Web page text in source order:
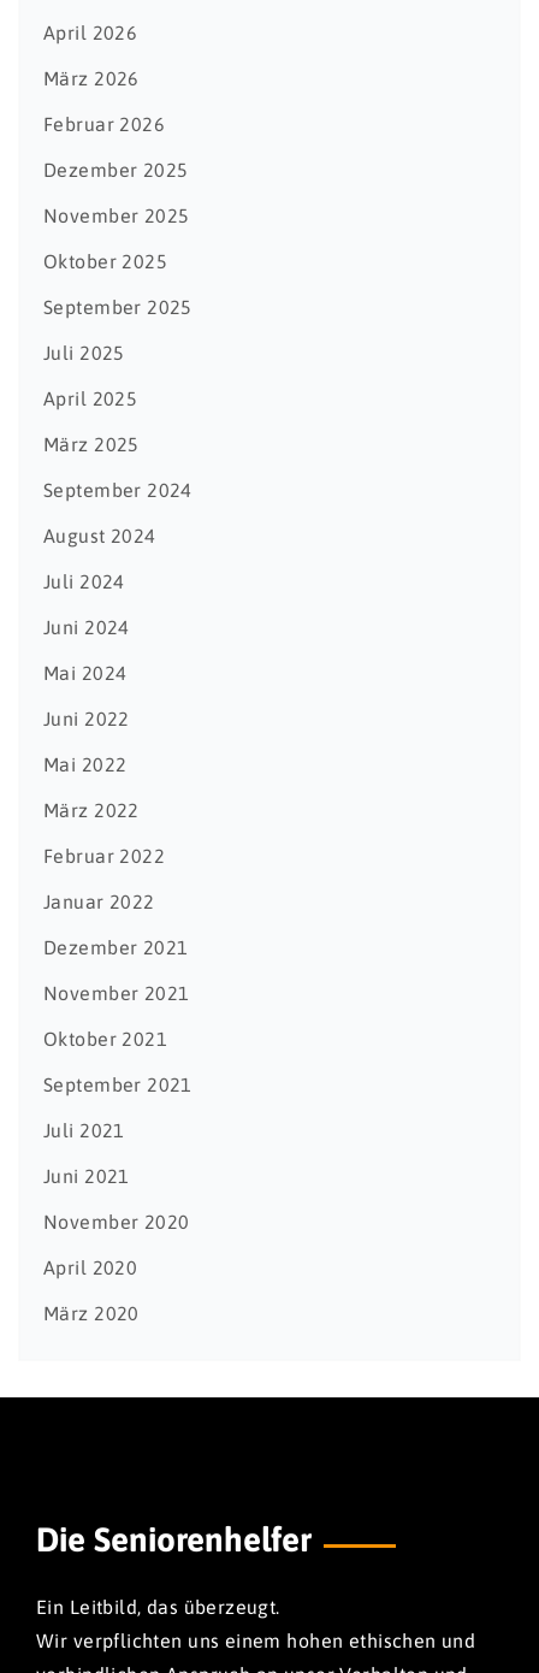
April 2026
März 2026
Februar 2026
Dezember 2025
November 2025
Oktober 2025
September 2025
Juli 2025
April 2025
März 2025
September 2024
August 2024
Juli 2024
Juni 2024
Mai 2024
Juni 2022
Mai 2022
März 2022
Februar 2022
Januar 2022
Dezember 2021
November 2021
Oktober 2021
September 2021
Juli 2021
Juni 2021
November 2020
April 2020
März 2020
Die Seniorenhelfer
Ein Leitbild, das überzeugt.
Wir verpflichten uns einem hohen ethischen und